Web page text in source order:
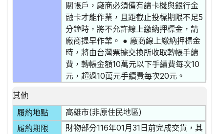
關帳戶，廠商必須備有讀卡機與銀行金
融卡才能作業，且距截止投標期限不足5
分鐘時，將不允許線上繳納押標金，請
廠商提早作業。 ● 廠商線上繳納押標金
時，將由台灣票據交換所收取轉帳手續
費，轉帳金額10萬元以下手續費每次10
元，超過10萬元手續費每次20元。
其他
履約地點
高雄市(非原住民地區)
履約期限
財物部分116年01月31日前完成交貨，其